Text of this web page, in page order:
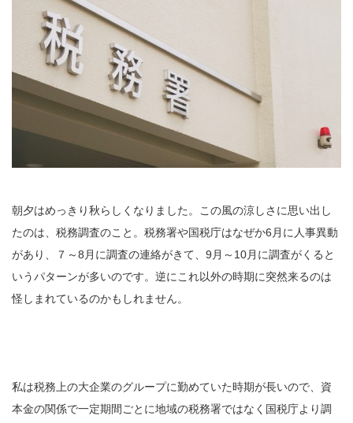
朝夕はめっきり秋らしくなりました。この風の涼しさに思い出し
たのは、税務調査のこと。税務署や国税庁はなぜか6月に人事異動
があり、７～8月に調査の連絡がきて、9月～10月に調査がくると
いうパターンが多いのです。逆にこれ以外の時期に突然来るのは
怪しまれているのかもしれません。
私は税務上の大企業のグループに勤めていた時期が長いので、資
本金の関係で一定期間ごとに地域の税務署ではなく国税庁より調